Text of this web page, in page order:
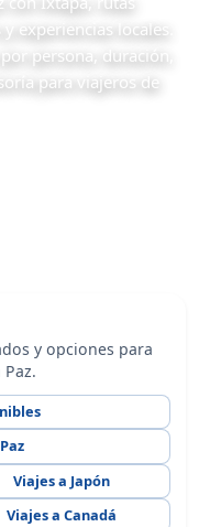
experiencias locales.
persona, duración,
para viajeros de
y opciones para
Viajes a Japón
Viajes a Canadá